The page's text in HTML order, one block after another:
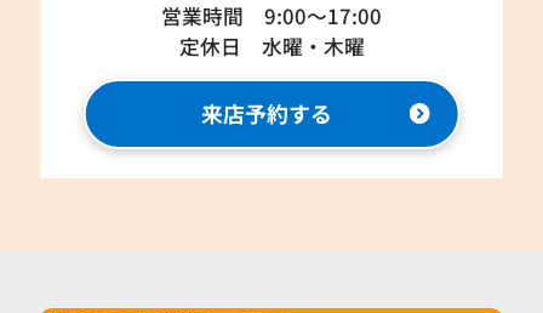
営業時間 9:00～17:00
定休日 水曜・木曜
来店予約する